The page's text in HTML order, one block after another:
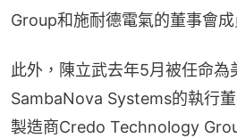
Group和施耐德電氣的董事會成
此外，陳立武去年5月被任命為
SambaNova Systems的執行
製造商Credo Technology